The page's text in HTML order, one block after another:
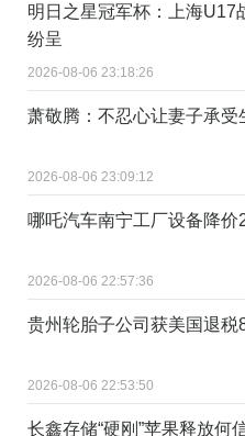
明日之星冠军杯：上海U17
纷呈
2026-08-06 23:18:26
萧敬腾：不忍心让妻子承
2026-08-06 23:09:12
哪吒汽车南宁工厂设备降
2026-08-06 22:57:36
贵州轮胎子公司获美国退
2026-08-06 22:53:50
长鑫存储“硬刚”苹果释放何